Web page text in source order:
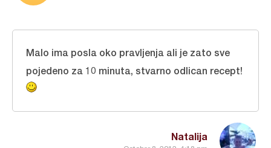
Natalija
Malo ima posla oko pravljenja ali je zato sve
pojedeno za 10 minuta, stvarno odlican recept!